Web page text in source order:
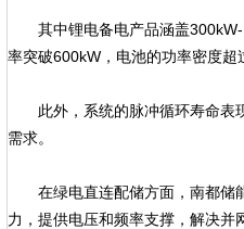
其中锂电备电产品涵盖300kW-
率突破600kW，电池的功率密度超
此外，系统的脉冲循环寿命表现
需求。
在绿电直连配储方面，南都储能
力，提供电压和频率支撑，解决并